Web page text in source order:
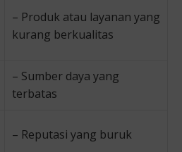
– Produk atau layanan yang
kurang berkualitas
– Sumber daya yang
terbatas
– Reputasi yang buruk